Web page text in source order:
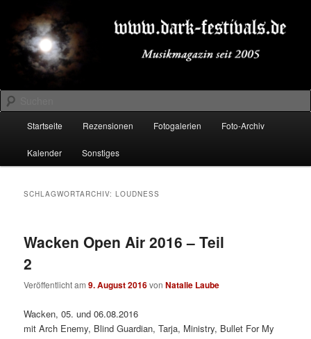
primären
Inhalt
springen
sekundären
Inhalt
springenDARK-FESTIVALS.DE
Suchen
Startseite Rezensionen Fotogalerien Foto-Archiv
Kalender Sonstiges
SCHLAGWORTARCHIV:LOUDNESS
Wacken Open Air 2016 – Teil
2
Veröffentlicht am9. August 2016vonNatalie Laube
Wacken, 05. und 06.08.2016
mit Arch Enemy, Blind Guardian, Tarja, Ministry, Bullet For My